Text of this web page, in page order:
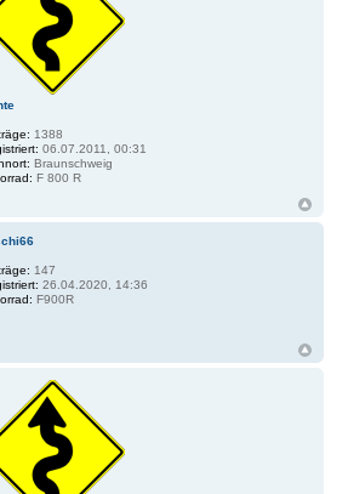
1388
06.07.2011, 00:31
Braunschweig
F 800 R
147
26.04.2020, 14:36
F900R